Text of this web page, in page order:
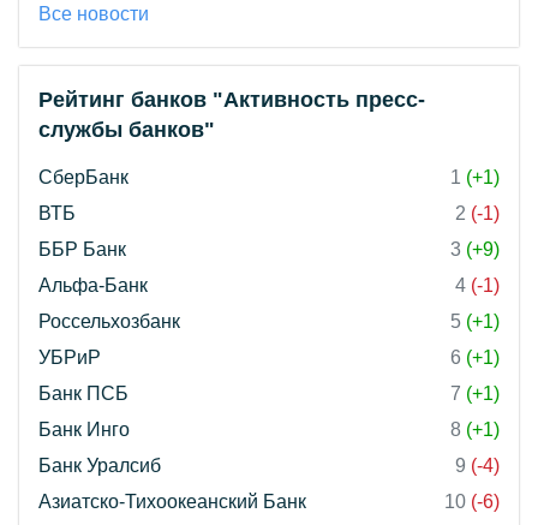
Все новости
Рейтинг банков "Активность пресс-
службы банков"
СберБанк 1 (+1)
ВТБ
2 (-1)
ББР Банк
3 (+9)
Альфа-Банк
4 (-1)
Россельхозбанк
5 (+1)
УБРиР
6 (+1)
Банк ПСБ
7 (+1)
Банк Инго
8 (+1)
Банк Уралсиб
9 (-4)
Азиатско-Тихоокеанский Банк
10 (-6)